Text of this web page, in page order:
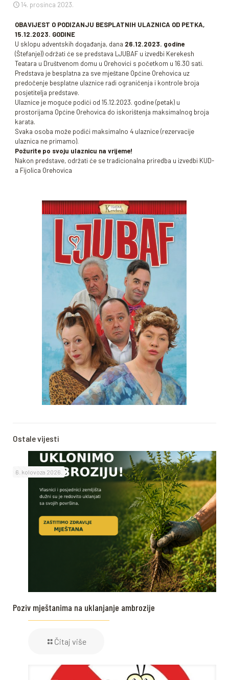
14. prosinca 2023.
OBAVIJEST O PODIZANJU BESPLATNIH ULAZNICA OD PETKA,
15.12.2023. GODINE
U sklopu adventskih događanja, dana 26.12.2023. godine
(Štefanje)) održati će se predstava LJUBAF u izvedbi Kerekesh
Teatara u Društvenom domu u Orehovici s početkom u 16.30 sati.
Predstava je besplatna za sve mještane Općine Orehovica uz
predočenje besplatne ulaznice radi ograničenja i kontrole broja
posjetitelja predstave.
Ulaznice je moguće podići od 15.12.2023. godine (petak) u
prostorijama Općine Orehovica do iskorištenja maksimalnog broja
karata.
Svaka osoba može podići maksimalno 4 ulaznice (rezervacije
ulaznica ne primamo).
Požurite po svoju ulaznicu na vrijeme!
Nakon predstave, održati će se tradicionalna priredba u izvedbi KUD-
a Fijolica Orehovica
Ostale vijesti
6. kolovoza 2026.
Poziv mještanima na uklanjanje ambrozije
Čitaj više